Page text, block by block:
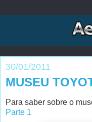
30/01/2011
MUSEU
Para saber sobre o
Parte 1